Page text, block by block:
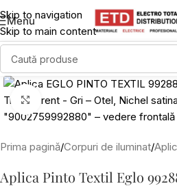
Skip to navigation
Skip to main content
Menu
Click to enlarge
Prima pagină/Corpuri de iluminat/
Aplica Pinto Textil Eglo